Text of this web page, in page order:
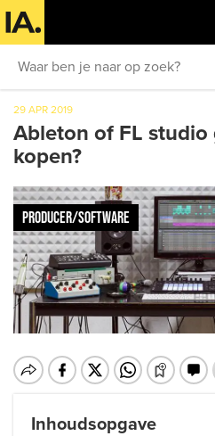
29 APR 2019
Ableton of FL studio
kopen?
PRODUCER/SOFTWARE
Inhoudsopgave